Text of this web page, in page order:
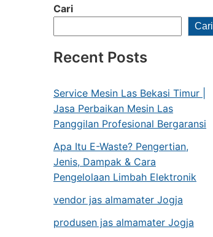
Cari
Cari
Recent Posts
Service Mesin Las Bekasi Timur |
Jasa Perbaikan Mesin Las
Panggilan Profesional Bergaransi
Apa Itu E-Waste? Pengertian,
Jenis, Dampak & Cara
Pengelolaan Limbah Elektronik
vendor jas almamater Jogja
produsen jas almamater Jogja